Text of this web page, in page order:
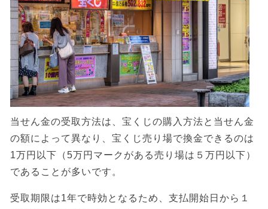
当せん金の受取方法は、宝くじの購入方法と当せん金
の額によって異なり、宝くじ売り場で換金できるのは
1万円以下（5万円マークがある売り場は５万円以下）
であることが多いです。
受取期限は1年で時効となるため、支払開始日から１